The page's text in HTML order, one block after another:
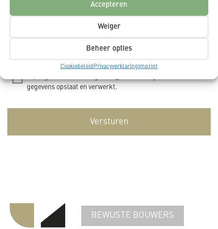
Accepteren
Weiger
Beheer opties
Cookiebeleid Privacyverklaring Imprint
Ja, schrijf mij in op de nieuwsbrief van K_DEKKER.
gegevens opslaat en verwerkt.
BEWUSTE BOUWERS